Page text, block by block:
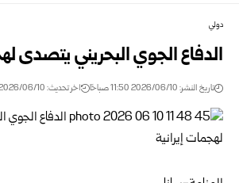
دولي
الدفاع الجوي البحريني يتصدى
تاريخ النشر: 2026/06/10 11:50 صباحًا اخر تحديث: 2026/06/10 11:50 صباحًا